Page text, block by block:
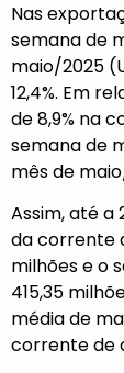
Nas
semana de
maio/2025
12,4%. Em
de 8,9% na
semana de
mês de
Assim, até a
da corrente
milhões e o
415,35
média de
corrente de